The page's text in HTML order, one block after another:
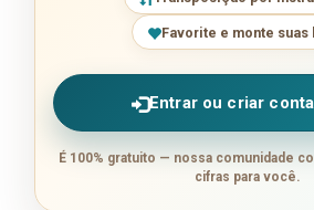
Favorite e monte suas
Entrar ou criar
É 100% gratuito — nossa comunidade
cifras para você.